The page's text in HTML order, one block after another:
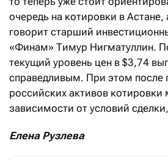
очередь на котировки в
говорит старший
«Финам» Тимур Нигматуллин.
текущий уровень цен в $3,74
справедливым. При этом после
российских активов котировки
зависимости от условий
Елена Рузлева